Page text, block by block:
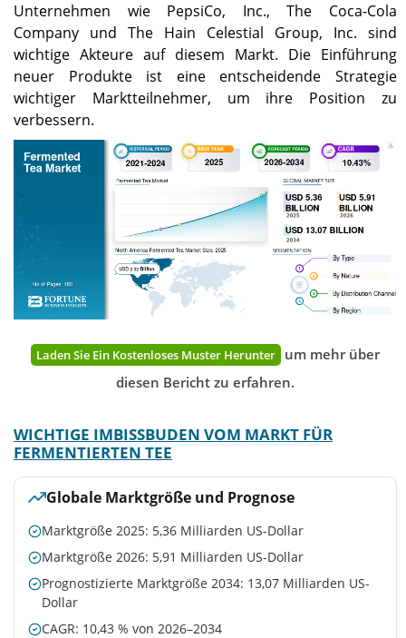
Unternehmen wie PepsiCo, Inc., The Coca-Cola
Company und The Hain Celestial Group, Inc. sind
wichtige Akteure auf diesem Markt. Die Einführung
neuer Produkte ist eine entscheidende Strategie
wichtiger Marktteilnehmer, um ihre Position zu
verbessern.
Laden Sie Ein Kostenloses Muster Herunter
um mehr über
diesen Bericht zu erfahren.
WICHTIGE IMBISSBUDEN VOM MARKT FÜR
FERMENTIERTEN TEE
Globale Marktgröße und Prognose
Marktgröße 2025: 5,36 Milliarden US-Dollar
Marktgröße 2026: 5,91 Milliarden US-Dollar
Prognostizierte Marktgröße 2034: 13,07 Milliarden US-
Dollar
CAGR: 10,43 % von 2026–2034